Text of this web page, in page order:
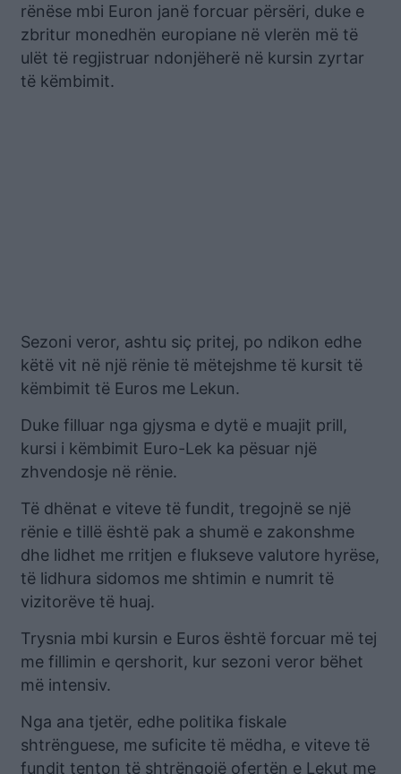
rënëse mbi Euron janë forcuar përsëri, duke e
zbritur monedhën europiane në vlerën më të
ulët të regjistruar ndonjëherë në kursin zyrtar
të këmbimit.
Sezoni veror, ashtu siç pritej, po ndikon edhe
këtë vit në një rënie të mëtejshme të kursit të
këmbimit të Euros me Lekun.
Duke filluar nga gjysma e dytë e muajit prill,
kursi i këmbimit Euro-Lek ka pësuar një
zhvendosje në rënie.
Të dhënat e viteve të fundit, tregojnë se një
rënie e tillë është pak a shumë e zakonshme
dhe lidhet me rritjen e flukseve valutore hyrëse,
të lidhura sidomos me shtimin e numrit të
vizitorëve të huaj.
Trysnia mbi kursin e Euros është forcuar më tej
me fillimin e qershorit, kur sezoni veror bëhet
më intensiv.
Nga ana tjetër, edhe politika fiskale
shtrënguese, me suficite të mëdha, e viteve të
fundit tenton të shtrëngojë ofertën e Lekut me